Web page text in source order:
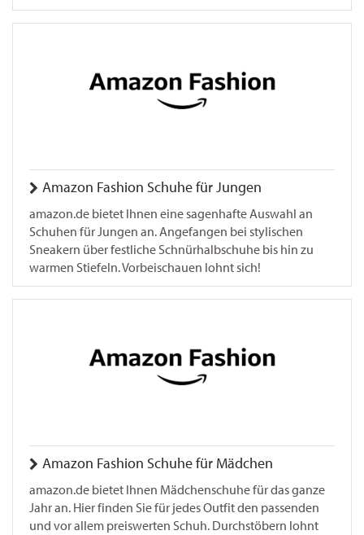
Amazon Fashion Schuhe für Jungen
amazon.de bietet Ihnen eine sagenhafte Auswahl an
Schuhen für Jungen an. Angefangen bei stylischen
Sneakern über festliche Schnürhalbschuhe bis hin zu
warmen Stiefeln. Vorbeischauen lohnt sich!
Amazon Fashion Schuhe für Mädchen
amazon.de bietet Ihnen Mädchenschuhe für das ganze
Jahr an. Hier finden Sie für jedes Outfit den passenden
und vor allem preiswerten Schuh. Durchstöbern lohnt